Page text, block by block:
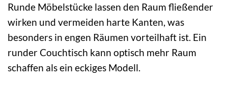
Runde Möbelstücke lassen den Raum fließender
wirken und vermeiden harte Kanten, was
besonders in engen Räumen vorteilhaft ist. Ein
runder Couchtisch kann optisch mehr Raum
schaffen als ein eckiges Modell.